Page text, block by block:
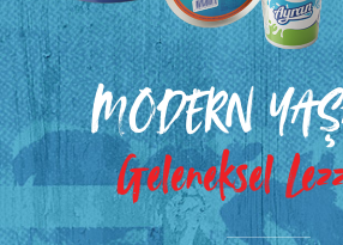
MODERN
Geleneksel